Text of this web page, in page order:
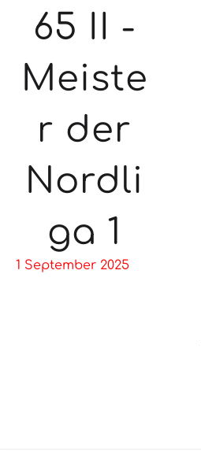
65 II -
Meiste
r der
Nordli
ga 1
1 September 2025